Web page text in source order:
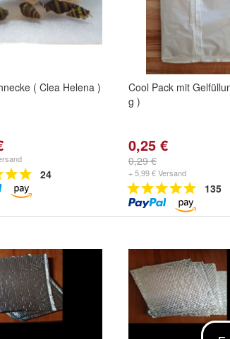
( Clea Helena )
24
Cool Pack mit
g )
0,25 €
0,29 €
+ 5,99 € Versand
135